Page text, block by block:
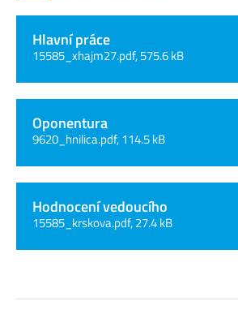
Hlavní práce
15585_xhajm27.pdf, 575.6 kB
Oponentura
9620_hnilica.pdf, 114.5 kB
Hodnocení vedoucího
15585_krskova.pdf, 27.4 kB